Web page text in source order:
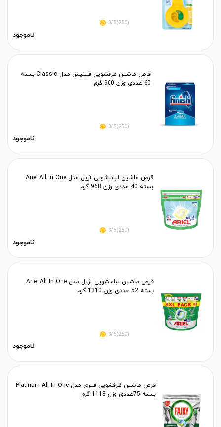
(250)3/5
ناموجود
قرص ماشین ظرفشویی فینیش مدل Classic بسته
60 عددی وزن 960 گرم
(250)3/5
ناموجود
قرص ماشین لباسشویی آریل مدل Ariel All In One
بسته 40 عددی وزن 968 گرم
(250)3/5
ناموجود
قرص ماشین لباسشویی آریل مدل Ariel All In One
بسته 52 عددی وزن 1310 گرم
(250)3/5
ناموجود
قرص ماشین ظرفشویی فیری مدل Platinum All In One
بسته 75عددی وزن 1118 گرم